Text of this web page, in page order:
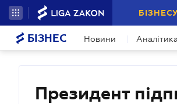
БІЗНЕСУ
БІЗНЕС Новини Аналітика
Президент